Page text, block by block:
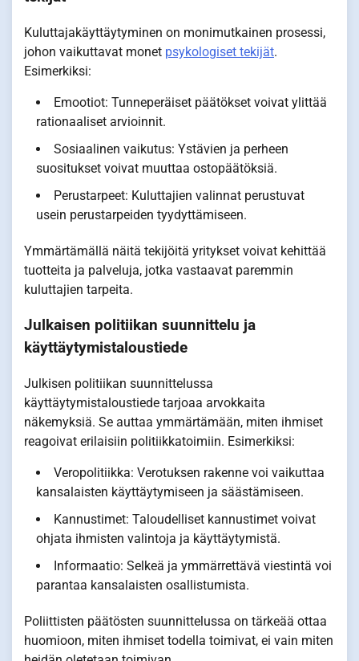
Kuluttajakäyttäytyminen on monimutkainen prosessi,
johon vaikuttavat monet psykologiset tekijät.
Esimerkiksi:
Emootiot: Tunneperäiset päätökset voivat ylittää
rationaaliset arvioinnit.
Sosiaalinen vaikutus: Ystävien ja perheen
suositukset voivat muuttaa ostopäätöksiä.
Perustarpeet: Kuluttajien valinnat perustuvat
usein perustarpeiden tyydyttämiseen.
Ymmärtämällä näitä tekijöitä yritykset voivat kehittää
tuotteita ja palveluja, jotka vastaavat paremmin
kuluttajien tarpeita.
Julkaisen politiikan suunnittelu ja
käyttäytymistaloustiede
Julkisen politiikan suunnittelussa
käyttäytymistaloustiede tarjoaa arvokkaita
näkemyksiä. Se auttaa ymmärtämään, miten ihmiset
reagoivat erilaisiin politiikkatoimiin. Esimerkiksi:
Veropolitiikka: Verotuksen rakenne voi vaikuttaa
kansalaisten käyttäytymiseen ja säästämiseen.
Kannustimet: Taloudelliset kannustimet voivat
ohjata ihmisten valintoja ja käyttäytymistä.
Informaatio: Selkeä ja ymmärrettävä viestintä voi
parantaa kansalaisten osallistumista.
Poliittisten päätösten suunnittelussa on tärkeää ottaa
huomioon, miten ihmiset todella toimivat, ei vain miten